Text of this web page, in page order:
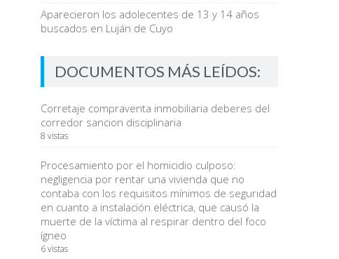
Aparecieron los adolecentes de 13 y 14 años
buscados en Luján de Cuyo
DOCUMENTOS MÁS LEÍDOS:
Corretaje compraventa inmobiliaria deberes del
corredor sancion disciplinaria
8 vistas
Procesamiento por el homicidio culposo:
negligencia por rentar una vivienda que no
contaba con los requisitos mínimos de seguridad
en cuanto a instalación eléctrica, que causó la
muerte de la víctima al respirar dentro del foco
ígneo
6 vistas